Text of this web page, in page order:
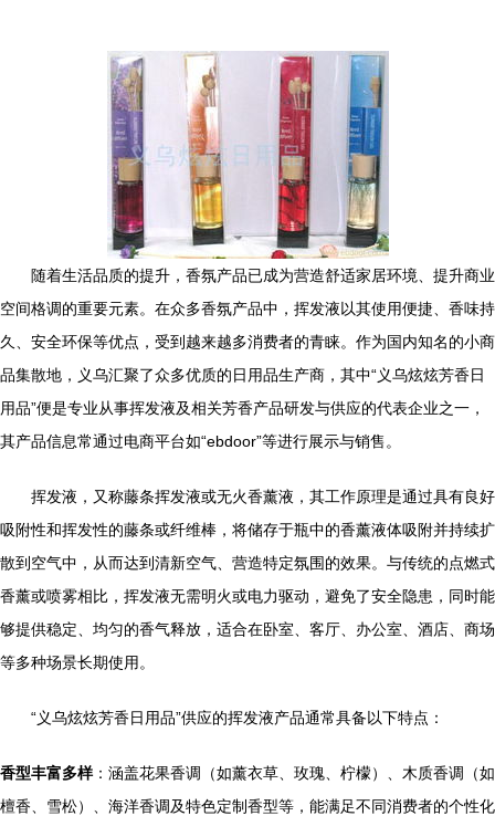
随着生活品质的提升，香氛产品已成为营造舒适家居环境、提升商业
空间格调的重要元素。在众多香氛产品中，挥发液以其使用便捷、香味持
久、安全环保等优点，受到越来越多消费者的青睐。作为国内知名的小商
品集散地，义乌汇聚了众多优质的日用品生产商，其中“义乌炫炫芳香日
用品”便是专业从事挥发液及相关芳香产品研发与供应的代表企业之一，
其产品信息常通过电商平台如“ebdoor”等进行展示与销售。
挥发液，又称藤条挥发液或无火香薰液，其工作原理是通过具有良好
吸附性和挥发性的藤条或纤维棒，将储存于瓶中的香薰液体吸附并持续扩
散到空气中，从而达到清新空气、营造特定氛围的效果。与传统的点燃式
香薰或喷雾相比，挥发液无需明火或电力驱动，避免了安全隐患，同时能
够提供稳定、均匀的香气释放，适合在卧室、客厅、办公室、酒店、商场
等多种场景长期使用。
“义乌炫炫芳香日用品”供应的挥发液产品通常具备以下特点：
香型丰富多样：涵盖花果香调（如薰衣草、玫瑰、柠檬）、木质香调（如
檀香、雪松）、海洋香调及特色定制香型等，能满足不同消费者的个性化